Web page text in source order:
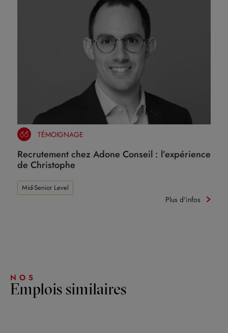
TÉMOIGNAGE
Recrutement chez Adone Conseil : l’expérience
de Christophe
Mid-Senior Level
Plus d'infos
NOS
Emplois similaires